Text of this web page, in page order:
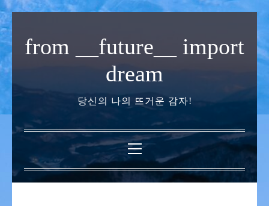
내
용
으
기
from __future__ import
dream
당신의 나의 뜨거운 감자!
기
본
메
뉴